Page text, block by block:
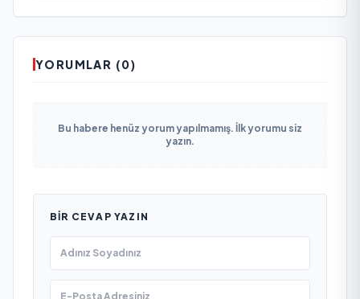
YORUMLAR (0)
Bu habere henüz yorum yapılmamış. İlk yorumu siz
yazın.
BIR CEVAP YAZIN